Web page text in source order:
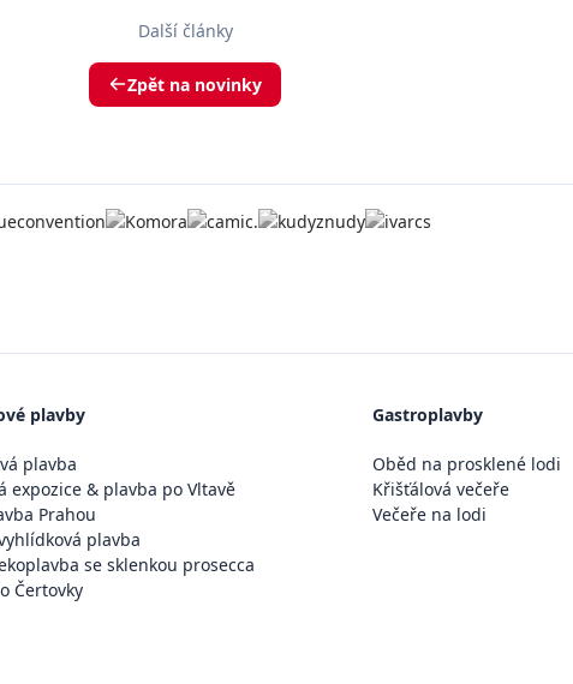
Další články
Zpět na novinky
plavby
plavba
expozice & plavba po Vltavě
Prahou
plavba
se sklenkou prosecca
Čertovky
Gastroplavby
Oběd na prosklené lodi
Křišťálová večeře
Večeře na lodi